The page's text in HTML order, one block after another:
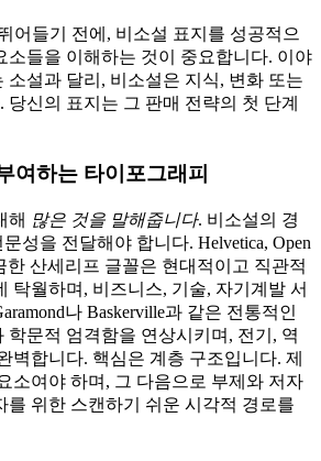
어들기 전에, 비소설 표지를 성공적으
소들을 이해하는 것이 중요합니다. 이야
소설과 달리, 비소설은 지식, 변화 또는
신의 표지는 그 판매 전략의 첫 단계
여하는 타이포그래피
해 많은 것을 말해줍니다. 비소설의 경
성을 전달해야 합니다. Helvetica, Open
한 산세리프 글꼴은 현대적이고 직관적
탁월하며, 비즈니스, 기술, 자기계발 서
나 Baskerville과 같은 전통적인
학문적 엄격함을 연상시키며, 전기, 역
벽합니다. 핵심은 계층 구조입니다. 제
소여야 하며, 그 다음으로 부제와 저자
를 위한 스캔하기 쉬운 시각적 경로를